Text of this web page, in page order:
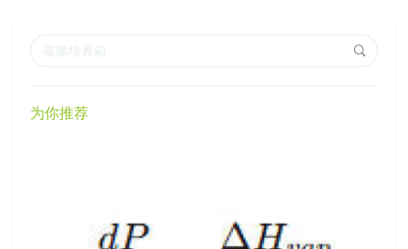
为你推荐